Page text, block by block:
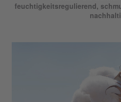
feuchtigkeitsregulierend,